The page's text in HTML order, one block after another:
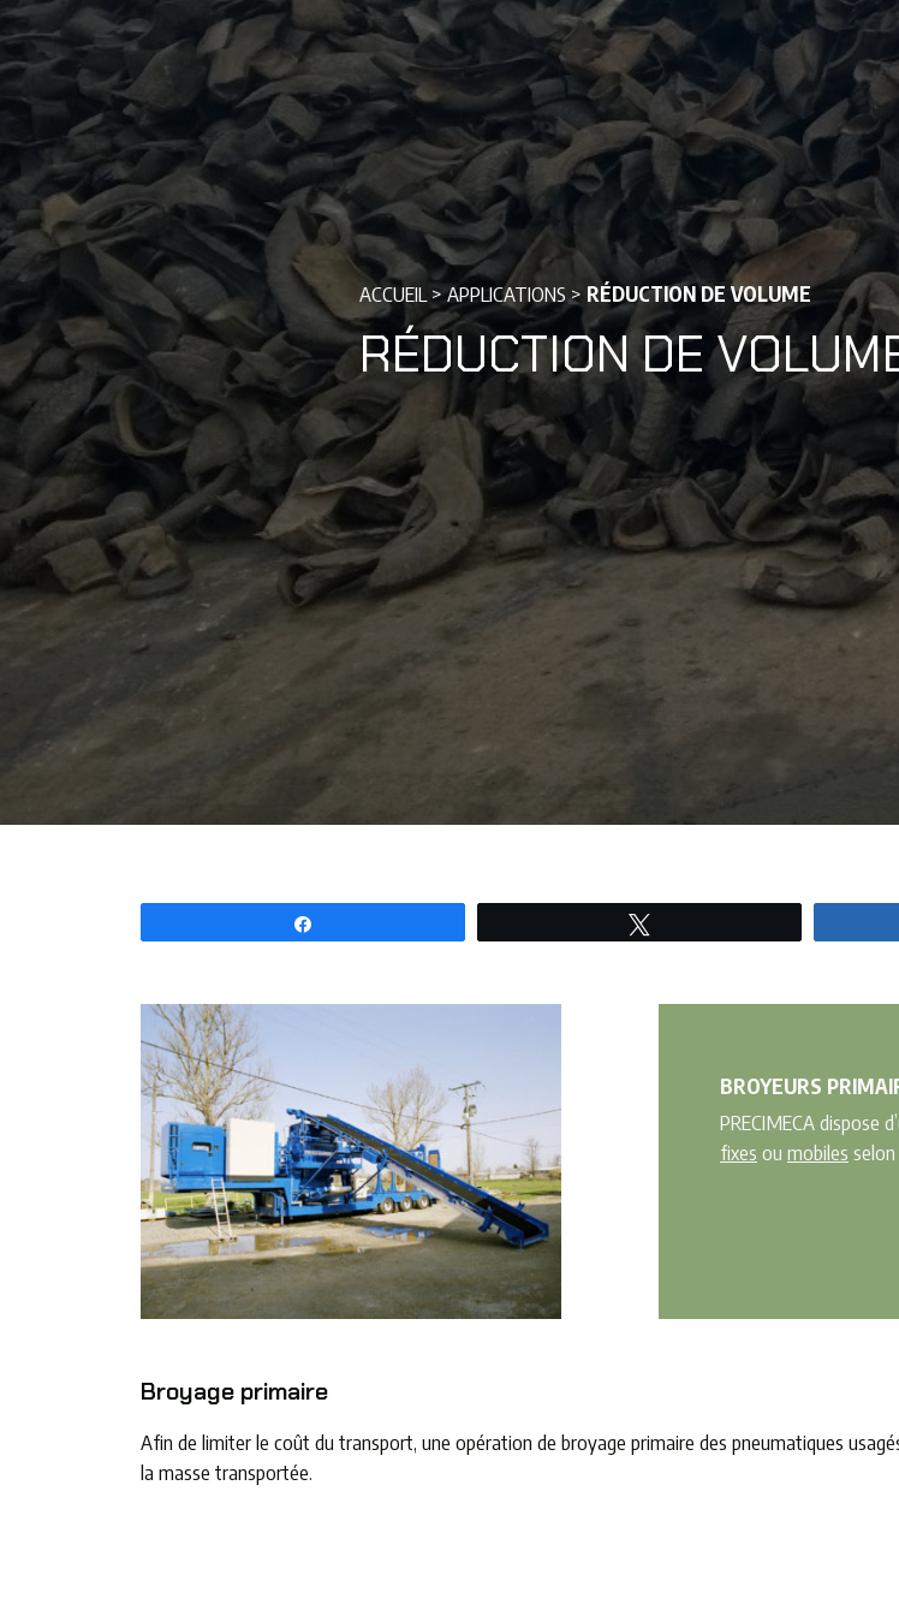
ACCUEIL >APPLICATIONS > RÉDUCTION DE VOLUME
RÉDUCTION DE
BROYEURS
PRECIMECA dispose
fixes ou mobiles
Broyage primaire
Afin de limiter le coût du transport, une opération de broyage primaire des pneumatiques
la masse transportée.